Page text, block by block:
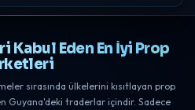
Kabul Eden En İyi Prop
sırasında ülkelerini kısıtlayan prop
Guyana'deki traderlar içindir. Sadece